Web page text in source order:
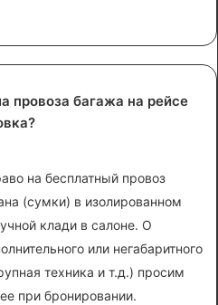
провоза багажа на рейсе
на бесплатный провоз
(сумки) в изолированном
клади в салоне. О
или негабаритного
техника и т.д.) просим
при бронировании.